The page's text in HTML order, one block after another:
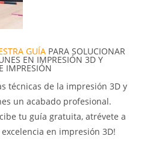
GUÍA PARA SOLUCIONAR
EN IMPRESIÓN 3D Y
IMPRESIÓN
técnicas de la impresión 3D y
un acabado profesional.
tu guía gratuita, atrévete a
en impresión 3D!